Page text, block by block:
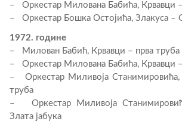
– Оркестар Милована Бабића, Крвавци
– Оркестар Бошка Остојића, Злакуса –
1972. године
– Милован Бабић, Крвавци – прва труба
– Оркестар Милована Бабића, Крвавци
– Оркестар Миливоја Станимировића,
труба
– Оркестар Миливоја
Злата јабука